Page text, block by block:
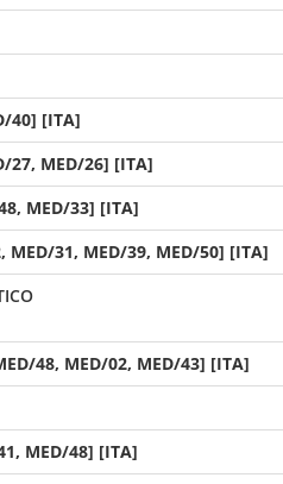
40] [ITA]
27, MED/26] [ITA]
MED/33] [ITA]
MED/31, MED/39, MED/50] [ITA]
48, MED/02, MED/43] [ITA]
MED/48] [ITA]